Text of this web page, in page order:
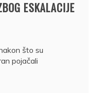
ESKALACIJE
što su
pojačali